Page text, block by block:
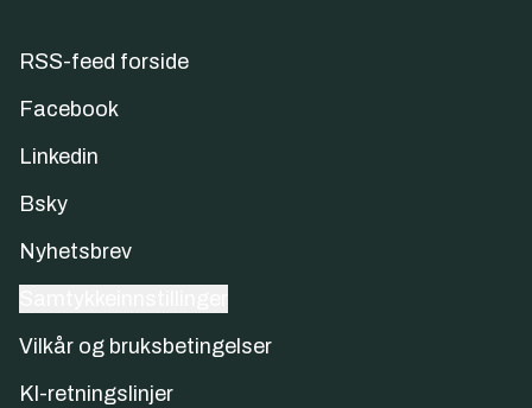
RSS-feed forside
Facebook
Linkedin
Bsky
Nyhetsbrev
Vilkår og bruksbetingelser
KI-retningslinjer